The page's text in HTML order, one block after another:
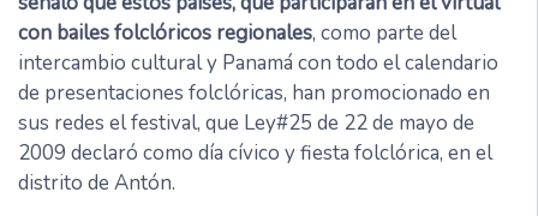
con bailes folclóricos regionales, como parte del
intercambio cultural y Panamá con todo el calendario
de presentaciones folclóricas, han promocionado en
sus redes el festival, que Ley#25 de 22 de mayo de
2009 declaró como día cívico y fiesta folclórica, en el
distrito de Antón.